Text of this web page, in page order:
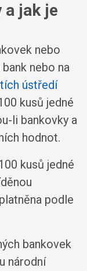
a jak je
nebo
nebo na
ústředí
kusů jedné
li bankovky a
hodnot.
kusů jedné
podle
bankovek
národní